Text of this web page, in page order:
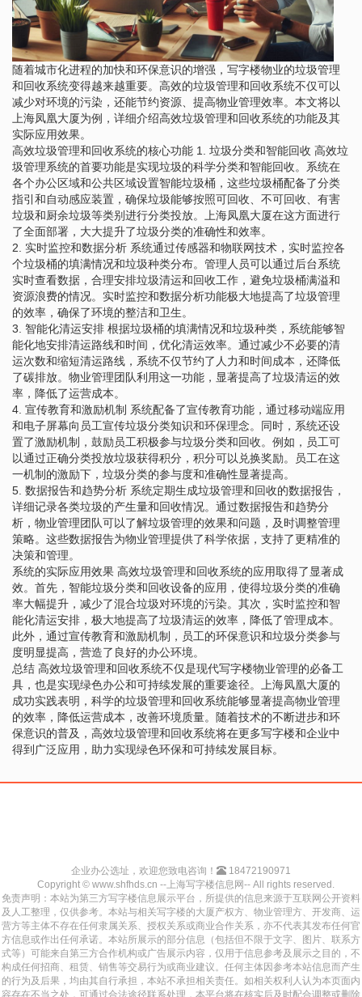
随着城市化进程的加快和环保意识的增强，写字楼物业的垃圾管理
和回收系统变得越来越重要。高效的垃圾管理和回收系统不仅可以
减少对环境的污染，还能节约资源、提高物业管理效率。本文将以
上海凤凰大厦为例，详细介绍高效垃圾管理和回收系统的功能及其
实际应用效果。
高效垃圾管理和回收系统的核心功能 1. 垃圾分类和智能回收 高效垃
圾管理系统的首要功能是实现垃圾的科学分类和智能回收。系统在
各个办公区域和公共区域设置智能垃圾桶，这些垃圾桶配备了分类
指引和自动感应装置，确保垃圾能够按照可回收、不可回收、有害
垃圾和厨余垃圾等类别进行分类投放。上海凤凰大厦在这方面进行
了全面部署，大大提升了垃圾分类的准确性和效率。
2. 实时监控和数据分析 系统通过传感器和物联网技术，实时监控各
个垃圾桶的填满情况和垃圾种类分布。管理人员可以通过后台系统
实时查看数据，合理安排垃圾清运和回收工作，避免垃圾桶满溢和
资源浪费的情况。实时监控和数据分析功能极大地提高了垃圾管理
的效率，确保了环境的整洁和卫生。
3. 智能化清运安排 根据垃圾桶的填满情况和垃圾种类，系统能够智
能化地安排清运路线和时间，优化清运效率。通过减少不必要的清
运次数和缩短清运路线，系统不仅节约了人力和时间成本，还降低
了碳排放。物业管理团队利用这一功能，显著提高了垃圾清运的效
率，降低了运营成本。
4. 宣传教育和激励机制 系统配备了宣传教育功能，通过移动端应用
和电子屏幕向员工宣传垃圾分类知识和环保理念。同时，系统还设
置了激励机制，鼓励员工积极参与垃圾分类和回收。例如，员工可
以通过正确分类投放垃圾获得积分，积分可以兑换奖励。员工在这
一机制的激励下，垃圾分类的参与度和准确性显著提高。
5. 数据报告和趋势分析 系统定期生成垃圾管理和回收的数据报告，
详细记录各类垃圾的产生量和回收情况。通过数据报告和趋势分
析，物业管理团队可以了解垃圾管理的效果和问题，及时调整管理
策略。这些数据报告为物业管理提供了科学依据，支持了更精准的
决策和管理。
系统的实际应用效果 高效垃圾管理和回收系统的应用取得了显著成
效。首先，智能垃圾分类和回收设备的应用，使得垃圾分类的准确
率大幅提升，减少了混合垃圾对环境的污染。其次，实时监控和智
能化清运安排，极大地提高了垃圾清运的效率，降低了管理成本。
此外，通过宣传教育和激励机制，员工的环保意识和垃圾分类参与
度明显提高，营造了良好的办公环境。
总结 高效垃圾管理和回收系统不仅是现代写字楼物业管理的必备工
具，也是实现绿色办公和可持续发展的重要途径。上海凤凰大厦的
成功实践表明，科学的垃圾管理和回收系统能够显著提高物业管理
的效率，降低运营成本，改善环境质量。随着技术的不断进步和环
保意识的普及，高效垃圾管理和回收系统将在更多写字楼和企业中
得到广泛应用，助力实现绿色环保和可持续发展目标。
企业办公选址，欢迎您致电咨询！
18472190971
Copyright © www.shfhds.cn --上海写字楼信息网-- All rights reserved.
免责声明：本站为第三方写字楼信息展示平台，所提供的信息来源于互联网公开资料
及人工整理，仅供参考。本站与相关写字楼的大厦产权方、物业管理方、开发商、运
营方等主体不存在任何隶属关系、授权关系或商业合作关系，亦不代表其发布任何官
方信息或作出任何承诺。本站所展示的部分信息（包括但不限于文字、图片、联系方
式等）可能来自第三方合作机构或广告展示内容，仅用于信息参考及展示之目的，不
构成任何招商、租赁、销售等交易行为或商业建议。任何主体因参考本站信息而产生
的行为及后果，均由其自行承担，本站不承担相关责任。如相关权利人认为本页面内
容存在不当之处，可通过合法途径联系处理，本平台将在核实后及时配合调整或删除